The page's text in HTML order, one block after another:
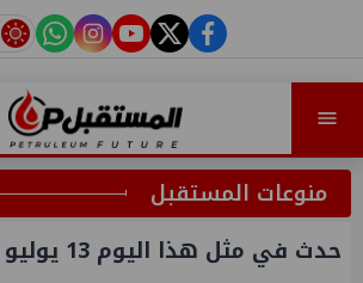
facebook
twitter
youtube
instagram
tiktok
منوعات المستقبل
حدث في مثل هذا اليوم 13 يوليو 2023